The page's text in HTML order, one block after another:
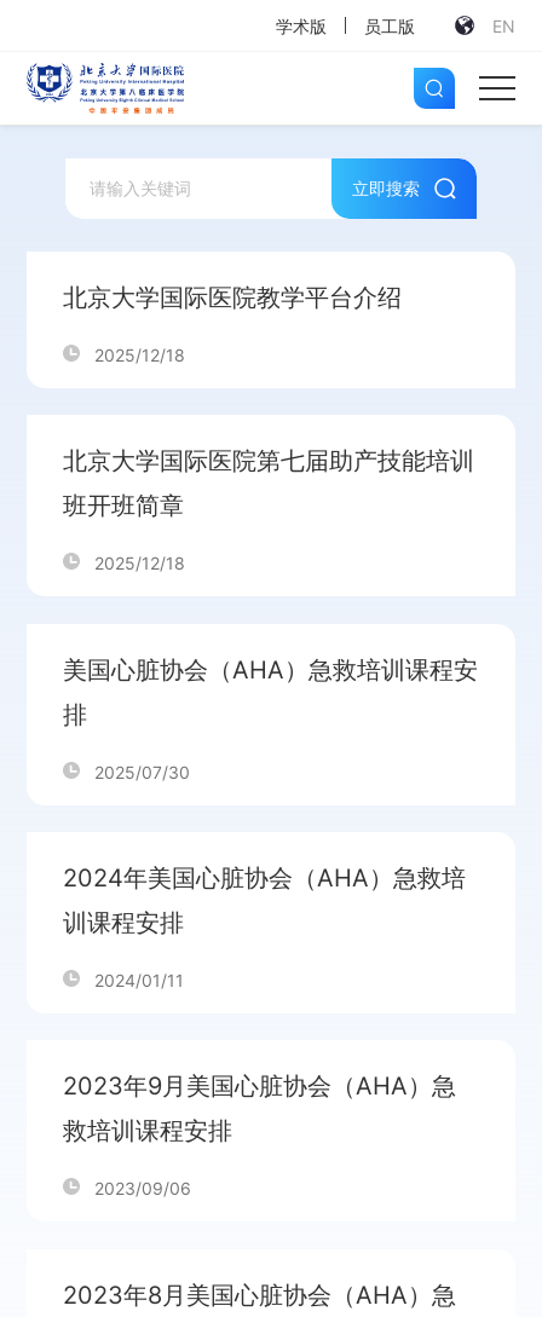
学术版 员工版 EN
立即搜索
北京大学国际医院教学平台介绍
2025/12/18
北京大学国际医院第七届助产技能培训
班开班简章
2025/12/18
美国心脏协会（AHA）急救培训课程安
排
2025/07/30
2024年美国心脏协会（AHA）急救培
训课程安排
2024/01/11
2023年9月美国心脏协会（AHA）急
救培训课程安排
2023/09/06
2023年8月美国心脏协会（AHA）急